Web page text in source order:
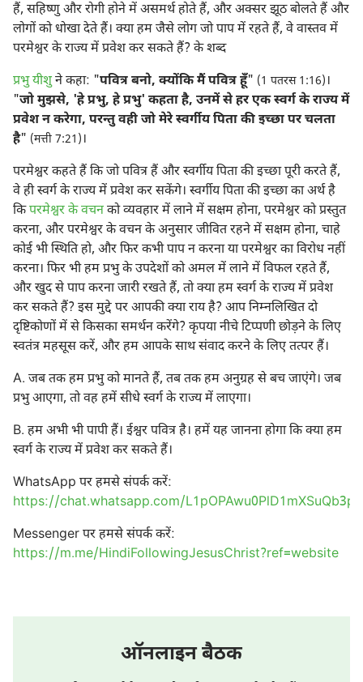
हैं, सहिष्णु और रोगी होने में असमर्थ होते हैं, और अक्सर झूठ बोलते हैं और
लोगों को धोखा देते हैं। क्या हम जैसे लोग जो पाप में रहते हैं, वे वास्तव में
परमेश्वर के राज्य में प्रवेश कर सकते हैं? के शब्द
प्रभु यीशुने कहा: "पवित्र बनो, क्योंकि मैं पवित्र हूँ" (1 पतरस 1:16) ।
"जो मुझसे, 'हे प्रभु, हे प्रभु' कहता है, उनमें से हर एक स्वर्ग के राज्य में
प्रवेश न करेगा, परन्तु वही जो मेरे स्वर्गीय पिता की इच्छा पर चलता
है" (मत्ती 7:21) ।
परमेश्वर कहते हैं कि जो पवित्र हैं और स्वर्गीय पिता की इच्छा पूरी करते हैं,
वे ही स्वर्ग के राज्य में प्रवेश कर सकेंगे। स्वर्गीय पिता की इच्छा का अर्थ है
किपरमेश्वर के वचनको व्यवहार में लाने में सक्षम होना, परमेश्वर को प्रस्तुत
करना, और परमेश्वर के वचन के अनुसार जीवित रहने में सक्षम होना, चाहे
कोई भी स्थिति हो, और फिर कभी पाप न करना या परमेश्वर का विरोध नहीं
करना। फिर भी हम प्रभु के उपदेशों को अमल में लाने में विफल रहते हैं,
और खुद से पाप करना जारी रखते हैं, तो क्या हम स्वर्ग के राज्य में प्रवेश
कर सकते हैं? इस मुद्दे पर आपकी क्या राय है? आप निम्नलिखित दो
दृष्टिकोणों में से किसका समर्थन करेंगे? कृपया नीचे टिप्पणी छोड़ने के लिए
स्वतंत्र महसूस करें, और हम आपके साथ संवाद करने के लिए तत्पर हैं।
A. जब तक हम प्रभु को मानते हैं, तब तक हम अनुग्रह से बच जाएंगे। जब
प्रभु आएगा, तो वह हमें सीधे स्वर्ग के राज्य में लाएगा।
B. हम अभी भी पापी हैं। ईश्वर पवित्र है। हमें यह जानना होगा कि क्या हम
स्वर्ग के राज्य में प्रवेश कर सकते हैं।
WhatsApp पर हमसे संपर्क करें:
https://chat.whatsapp.com/L1pOPAwu0PlD1mXSuQb3pl
Messenger पर हमसे संपर्क करें:
https://m.me/HindiFollowingJesusChrist?ref=website
ऑनलाइन बैठक